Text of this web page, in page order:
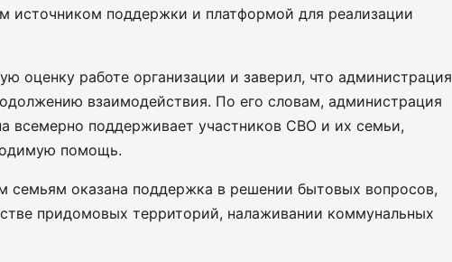
источником поддержки и платформой для реализации
оценку работе организации и заверил, что администрация
взаимодействия. По его словам, администрация
всемерно поддерживает участников СВО и их семьи,
помощь.
семьям оказана поддержка в решении бытовых вопросов,
придомовых территорий, налаживании коммунальных